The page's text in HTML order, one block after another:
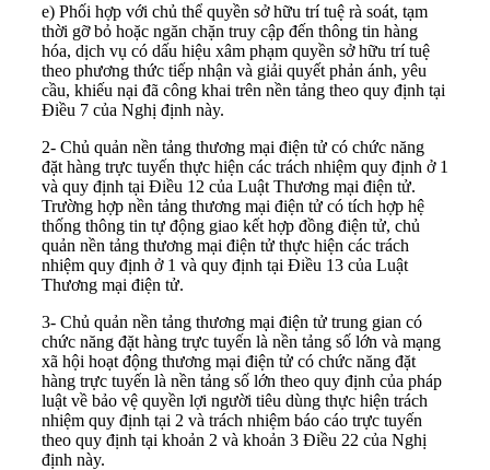
e) Phối hợp với chủ thể quyền sở hữu trí tuệ rà soát, tạm
thời gỡ bỏ hoặc ngăn chặn truy cập đến thông tin hàng
hóa, dịch vụ có dấu hiệu xâm phạm quyền sở hữu trí tuệ
theo phương thức tiếp nhận và giải quyết phản ánh, yêu
cầu, khiếu nại đã công khai trên nền tảng theo quy định tại
Điều 7 của Nghị định này.
2- Chủ quản nền tảng thương mại điện tử có chức năng
đặt hàng trực tuyến thực hiện các trách nhiệm quy định ở 1
và quy định tại Điều 12 của Luật Thương mại điện tử.
Trường hợp nền tảng thương mại điện tử có tích hợp hệ
thống thông tin tự động giao kết hợp đồng điện tử, chủ
quản nền tảng thương mại điện tử thực hiện các trách
nhiệm quy định ở 1 và quy định tại Điều 13 của Luật
Thương mại điện tử.
3- Chủ quản nền tảng thương mại điện tử trung gian có
chức năng đặt hàng trực tuyến là nền tảng số lớn và mạng
xã hội hoạt động thương mại điện tử có chức năng đặt
hàng trực tuyến là nền tảng số lớn theo quy định của pháp
luật về bảo vệ quyền lợi người tiêu dùng thực hiện trách
nhiệm quy định tại 2 và trách nhiệm báo cáo trực tuyến
theo quy định tại khoản 2 và khoản 3 Điều 22 của Nghị
định này.